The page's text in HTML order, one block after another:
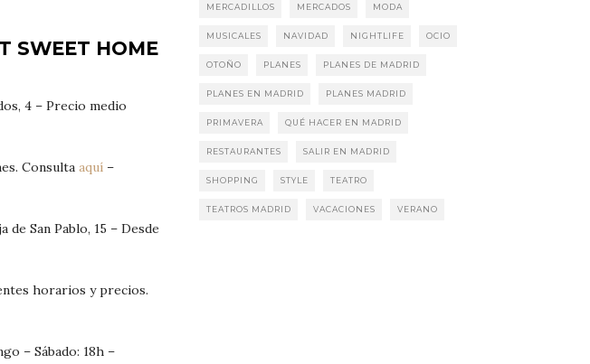
HOME
4 – Precio medio
Consulta aquí –
San Pablo, 15 – Desde
horarios y precios.
– Sábado: 18h –
MERCADILLOS MERCADOS MODA
MUSICALES NAVIDAD NIGHTLIFE OCIO
OTOÑO PLANES PLANES DE MADRID
PLANES EN MADRID PLANES MADRID
PRIMAVERA QUÉ HACER EN MADRID
RESTAURANTES SALIR EN MADRID
SHOPPING STYLE TEATRO
TEATROS MADRID VACACIONES VERANO